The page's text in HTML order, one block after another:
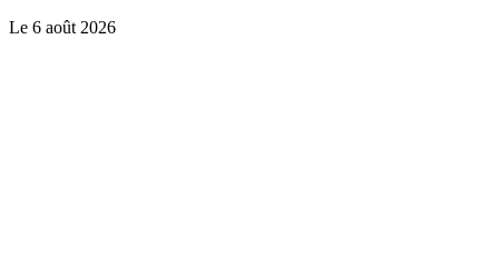
Le 6 août 2026